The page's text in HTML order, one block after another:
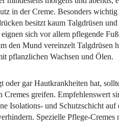
in der Creme. Besonders wichtig
besitzt kaum Talgdrüsen
sich vor allem pflegende
den Mund vereinzelt Talgdrüsen
pflanzlichen Wachsen und Ölen.
oder gar Hautkrankheiten hat,
Cremes greifen. Empfehlenswert
Isolations- und Schutzschicht
Spezielle Pflege-Cremes